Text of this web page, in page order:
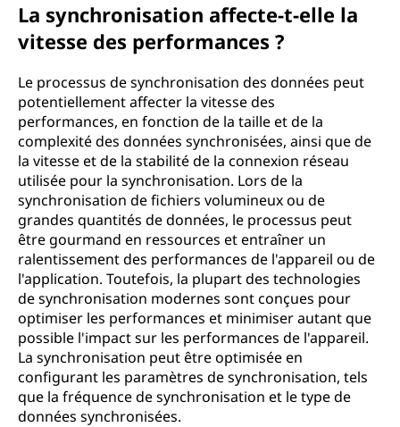
La synchronisation affecte-t-elle la
vitesse des performances ?
Le processus de synchronisation des données peut
potentiellement affecter la vitesse des
performances, en fonction de la taille et de la
complexité des données synchronisées, ainsi que de
la vitesse et de la stabilité de la connexion réseau
utilisée pour la synchronisation. Lors de la
synchronisation de fichiers volumineux ou de
grandes quantités de données, le processus peut
être gourmand en ressources et entraîner un
ralentissement des performances de l'appareil ou de
l'application. Toutefois, la plupart des technologies
de synchronisation modernes sont conçues pour
optimiser les performances et minimiser autant que
possible l'impact sur les performances de l'appareil.
La synchronisation peut être optimisée en
configurant les paramètres de synchronisation, tels
que la fréquence de synchronisation et le type de
données synchronisées.